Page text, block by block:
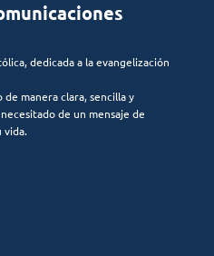
dedicada a la evangelización
de manera clara, sencilla y
de un mensaje de
vida.